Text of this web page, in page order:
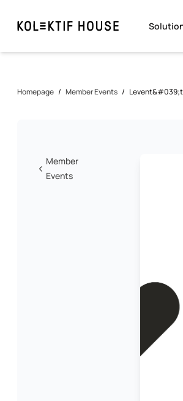
Homepage / Member Events /
Member
Events